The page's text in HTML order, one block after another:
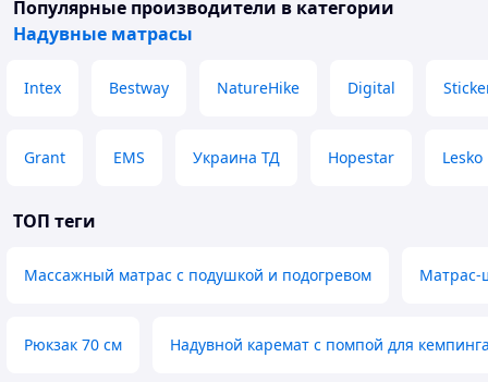
Популярные производители в категории
Надувные матрасы
Intex Bestway NatureHike Digital
Grant EMS Украина ТД Hopestar Lesko
ТОП теги
Массажный матрас с подушкой и подогревом Матрас-
Рюкзак 70 см Надувной каремат с помпой для